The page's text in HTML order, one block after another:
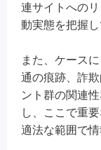
連サイトへの
動実態を把握し
また、ケース
通の痕跡、詐
ント群の関連
し、ここで重
適法な範囲で情